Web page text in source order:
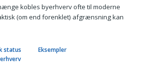
kobles byerhverv ofte til moderne
(om end forenklet) afgrænsning kan
status
Eksempler